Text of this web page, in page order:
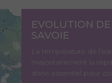
EVOLUTION
SAVOIE
La température de
majoritairement la
donc essentiel pour